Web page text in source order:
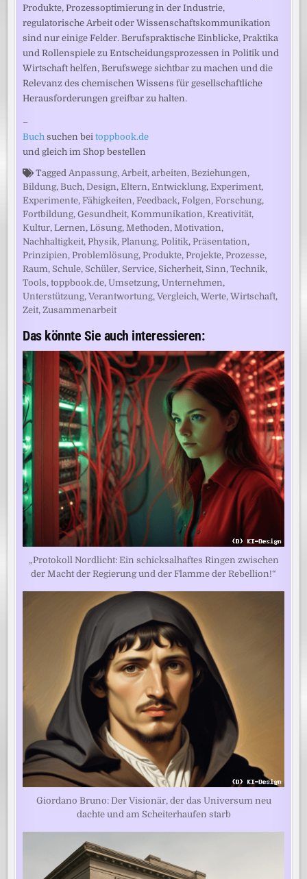
Produkte, Prozessoptimierung in der Industrie,
regulatorische Arbeit oder Wissenschaftskommunikation
sind nur einige Felder. Berufspraktische Einblicke, Praktika
und Rollenspiele zu Entscheidungsprozessen in Politik und
Wirtschaft helfen, Berufswege sichtbar zu machen und die
Relevanz des chemischen Wissens für gesellschaftliche
Herausforderungen greifbar zu halten.
–
Buch suchen beitoppbook.de
und gleich im Shop bestellen
TaggedAnpassung,Arbeit,arbeiten,Beziehungen,
Bildung,Buch,Design,Eltern,Entwicklung,Experiment,
Experimente,Fähigkeiten,Feedback,Folgen,Forschung,
Fortbildung,Gesundheit,Kommunikation,Kreativität,
Kultur,Lernen,Lösung,Methoden,Motivation,
Nachhaltigkeit,Physik,Planung,Politik,Präsentation,
Prinzipien,Problemlösung,Produkte,Projekte,Prozesse,
Raum, Schule, Schüler, Service, Sicherheit, Sinn,Technik,
Tools,toppbook.de,Umsetzung,Unternehmen,
Unterstützung,Verantwortung,Vergleich,Werte,Wirtschaft,
Zeit,Zusammenarbeit
Das könnte Sie auch interessieren:
„Protokoll Nordlicht: Ein schicksalhaftes Ringen zwischen
der Macht der Regierung und der Flamme der Rebellion!“
Giordano Bruno: Der Visionär, der das Universum neu
dachte und am Scheiterhaufen starb